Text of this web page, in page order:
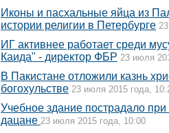
Иконы и пасхальные яйца из
истории религии в Петербурге
ИГ активнее работает среди
Каида" - директор ФБР 23 июля
В Пакистане отложили казнь
богохульстве 23 июля 2015 года,
Учебное здание пострадало
дацане 23 июля 2015 года, 10:00